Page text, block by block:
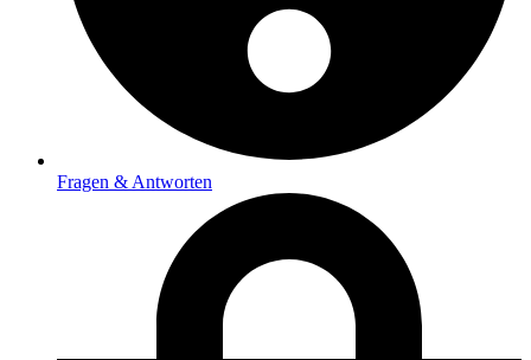
Fragen & Antworten